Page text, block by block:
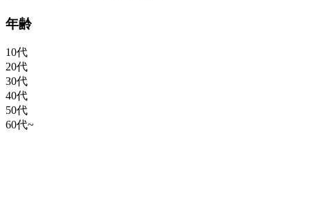
年齢
10代
20代
30代
40代
50代
60代~